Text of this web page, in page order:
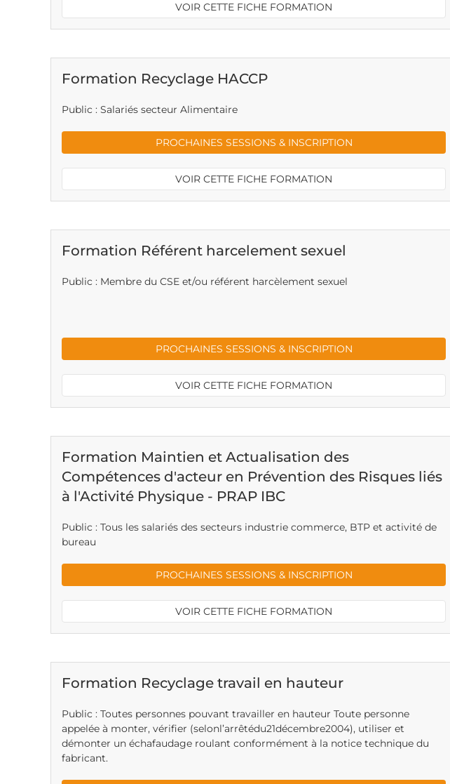
VOIR CETTE FICHE FORMATION
Formation Recyclage HACCP
Public : Salariés secteur Alimentaire
PROCHAINES SESSIONS & INSCRIPTION
VOIR CETTE FICHE FORMATION
Formation Référent harcelement sexuel
Public : Membre du CSE et/ou référent harcèlement sexuel
PROCHAINES SESSIONS & INSCRIPTION
VOIR CETTE FICHE FORMATION
Formation Maintien et Actualisation des
Compétences d'acteur en Prévention des Risques liés
à l'Activité Physique - PRAP IBC
Public : Tous les salariés des secteurs industrie commerce, BTP et activité de
bureau
PROCHAINES SESSIONS & INSCRIPTION
VOIR CETTE FICHE FORMATION
Formation Recyclage travail en hauteur
Public : Toutes personnes pouvant travailler en hauteur Toute personne
appelée à monter, vérifier (selonl’arrêtédu21décembre2004), utiliser et
démonter un échafaudage roulant conformément à la notice technique du
fabricant.